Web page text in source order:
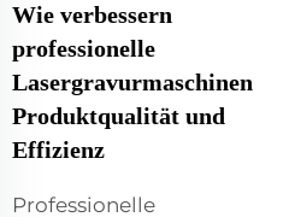
Wie verbessern
professionelle
Lasergravurmaschinen
Produktqualität und
Effizienz
Professionelle